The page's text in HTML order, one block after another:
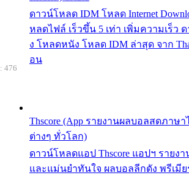
ดาวน์โหลด IDM โหลด Internet
หลดไฟล์ เร็วขึ้น 5 เท่า เพิ่มความเร็ว
ง โหลดหนัง โหลด IDM ล่าสุด จาก
อน
Thscore (App รายงานผลบอลสดภาษ
ต่างๆ ทั่วโลก)
ดาวน์โหลดแอป Thscore แอปฯ รายง
และแม่นยำทันใจ ผลบอลลีกดัง พรีเมี
476